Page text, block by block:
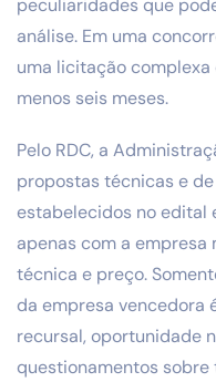
peculiaridades que
análise. Em uma
uma licitação complexa
menos seis meses.
Pelo RDC, a
propostas técnicas e
estabelecidos no edital
apenas com a
técnica e preço.
da empresa vencedora
recursal, oportunidade
questionamentos